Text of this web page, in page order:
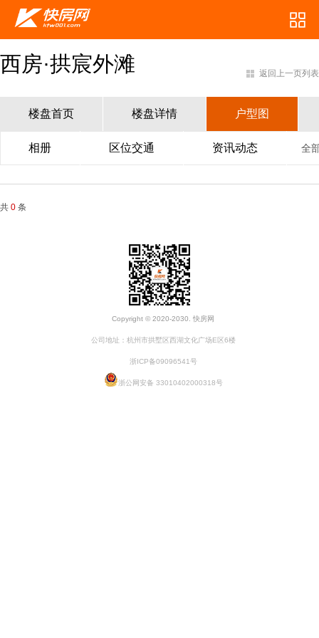
西房·拱宸外滩 返回上一页列表
楼盘首页 楼盘详情 户型图
相册 区位交通 资讯动态 全
共 0 条
Copyright © 2020-2030. 快房网
公司地址：杭州市拱墅区西湖文化广场E区6楼
浙ICP备09096541号
浙公网安备 33010402000318号